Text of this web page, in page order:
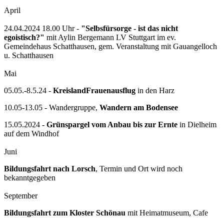
April
24.04.2024 18.00 Uhr - "Selbsfürsorge - ist das nicht
egoistisch?" mit Aylin Bergemann LV Stuttgart im ev.
Gemeindehaus Schatthausen, gem. Veranstaltung mit Gauangelloch
u. Schatthausen
Mai
05.05.-8.5.24 - KreislandFrauenausflug in den Harz
10.05-13.05 - Wandergruppe, Wandern am Bodensee
15.05.2024 - Grünspargel vom Anbau bis zur Ernte in Dielheim
auf dem Windhof
Juni
Bildungsfahrt nach Lorsch, Termin und Ort wird noch
bekanntgegeben
September
Bildungsfahrt zum Kloster Schönau mit Heimatmuseum, Cafe